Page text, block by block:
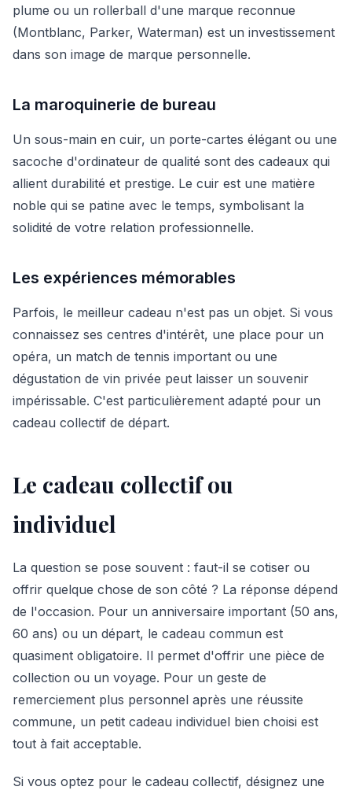
plume ou un rollerball d'une marque reconnue
(Montblanc, Parker, Waterman) est un investissement
dans son image de marque personnelle.
La maroquinerie de bureau
Un sous-main en cuir, un porte-cartes élégant ou une
sacoche d'ordinateur de qualité sont des cadeaux qui
allient durabilité et prestige. Le cuir est une matière
noble qui se patine avec le temps, symbolisant la
solidité de votre relation professionnelle.
Les expériences mémorables
Parfois, le meilleur cadeau n'est pas un objet. Si vous
connaissez ses centres d'intérêt, une place pour un
opéra, un match de tennis important ou une
dégustation de vin privée peut laisser un souvenir
impérissable. C'est particulièrement adapté pour un
cadeau collectif de départ.
Le cadeau collectif ou
individuel
La question se pose souvent : faut-il se cotiser ou
offrir quelque chose de son côté ? La réponse dépend
de l'occasion. Pour un anniversaire important (50 ans,
60 ans) ou un départ, le cadeau commun est
quasiment obligatoire. Il permet d'offrir une pièce de
collection ou un voyage. Pour un geste de
remerciement plus personnel après une réussite
commune, un petit cadeau individuel bien choisi est
tout à fait acceptable.
Si vous optez pour le cadeau collectif, désignez une